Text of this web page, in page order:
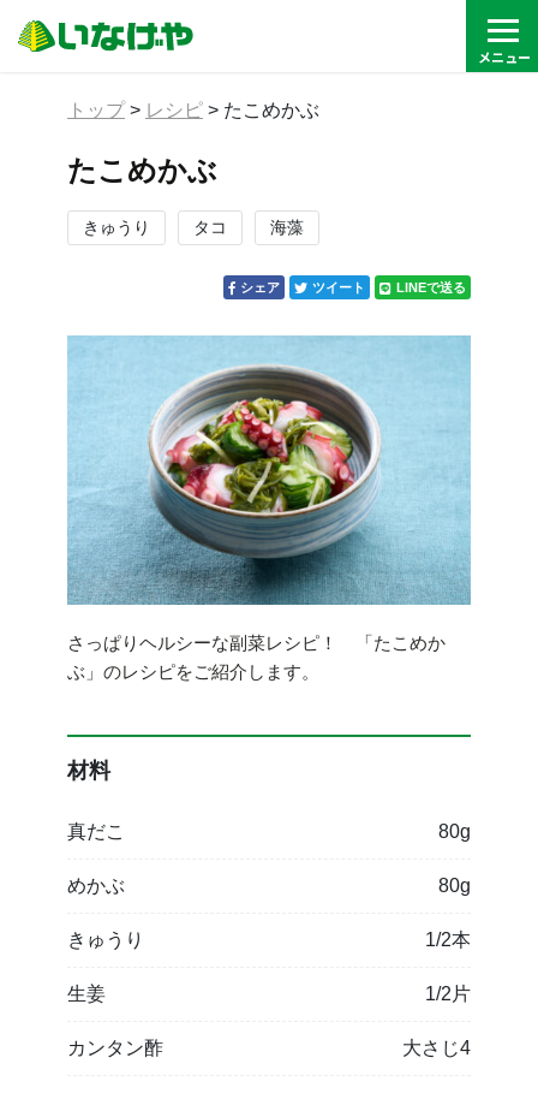
トップ > レシピ > たこめかぶ
たこめかぶ
きゅうり タコ 海藻
シェア ツイート LINEで送る
さっぱりヘルシーな副菜レシピ！ 「たこめか
ぶ」のレシピをご紹介します。
材料
真だこ 80g
めかぶ 80g
きゅうり 1/2本
生姜 1/2片
カンタン酢 大さじ4